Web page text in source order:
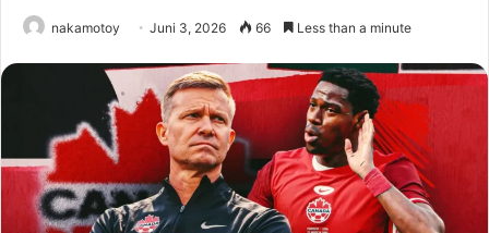
nakamotoy Juni 3, 2026 66 Less than a minute